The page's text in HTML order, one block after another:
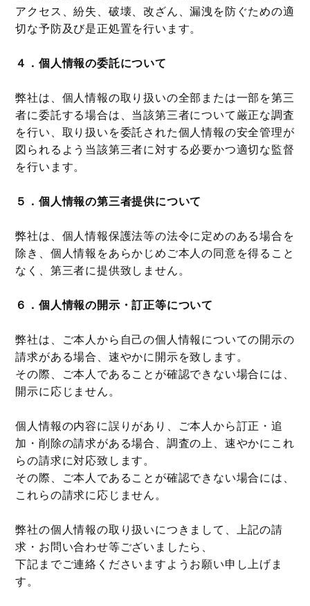
アクセス、紛失、破壊、改ざん、漏洩を防ぐための適
切な予防及び是正処置を行います。
４．個人情報の委託について
弊社は、個人情報の取り扱いの全部または一部を第三
者に委託する場合は、当該第三者について厳正な調査
を行い、取り扱いを委託された個人情報の安全管理が
図られるよう当該第三者に対する必要かつ適切な監督
を行います。
５．個人情報の第三者提供について
弊社は、個人情報保護法等の法令に定めのある場合を
除き、個人情報をあらかじめご本人の同意を得ること
なく、第三者に提供致しません。
６．個人情報の開示・訂正等について
弊社は、ご本人から自己の個人情報についての開示の
請求がある場合、速やかに開示を致します。
その際、ご本人であることが確認できない場合には、
開示に応じません。
個人情報の内容に誤りがあり、ご本人から訂正・追
加・削除の請求がある場合、調査の上、速やかにこれ
らの請求に対応致します。
その際、ご本人であることが確認できない場合には、
これらの請求に応じません。
弊社の個人情報の取り扱いにつきまして、上記の請
求・お問い合わせ等ございましたら、
下記までご連絡くださいますようお願い申し上げま
す。